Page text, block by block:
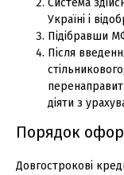
Система
Україні і
Підібравши
Після
діяти з
Порядок
Довгострокові